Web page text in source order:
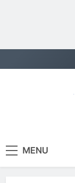
to
MENU